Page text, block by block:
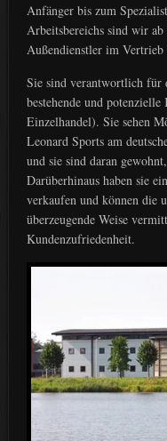
Anfänger bis zum
Arbeitsbereichs sind wir
Außendienstler im Vertrieb
Sie sind verantwortlich für
bestehende und
Einzelhandel). Sie sehen
Leonard Sports am
und sie sind daran
Darüberhinaus haben sie
verkaufen und können die
überzeugende Weise
Kundenzufriedenheit.